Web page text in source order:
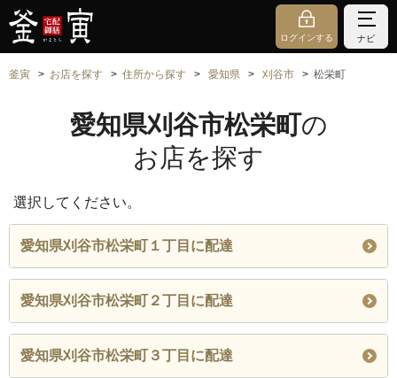
ログインする ナビ
釜寅 お店を探す 住所から探す 愛知県 刈谷市 松栄町
愛知県刈谷市松栄町の
お店を探す
選択してください。
愛知県刈谷市松栄町１丁目に配達
愛知県刈谷市松栄町２丁目に配達
愛知県刈谷市松栄町３丁目に配達